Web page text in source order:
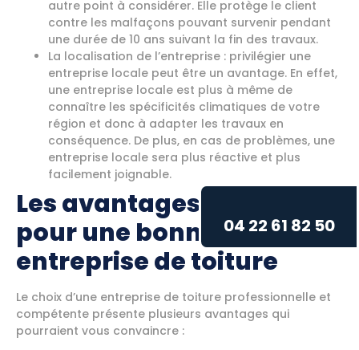
autre point à considérer. Elle protège le client
contre les malfaçons pouvant survenir pendant
une durée de 10 ans suivant la fin des travaux.
La localisation de l’entreprise : privilégier une
entreprise locale peut être un avantage. En effet,
une entreprise locale est plus à même de
connaître les spécificités climatiques de votre
région et donc à adapter les travaux en
conséquence. De plus, en cas de problèmes, une
entreprise locale sera plus réactive et plus
facilement joignable.
Les avantages d’opter
pour une bonne
entreprise de toiture
Le choix d’une entreprise de toiture professionnelle et
compétente présente plusieurs avantages qui
pourraient vous convaincre :
04 22 61 82 50